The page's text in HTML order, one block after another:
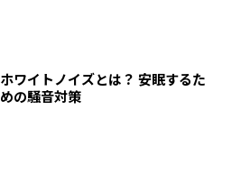
ホワイトノイズとは？ 安眠するた
めの騒音対策